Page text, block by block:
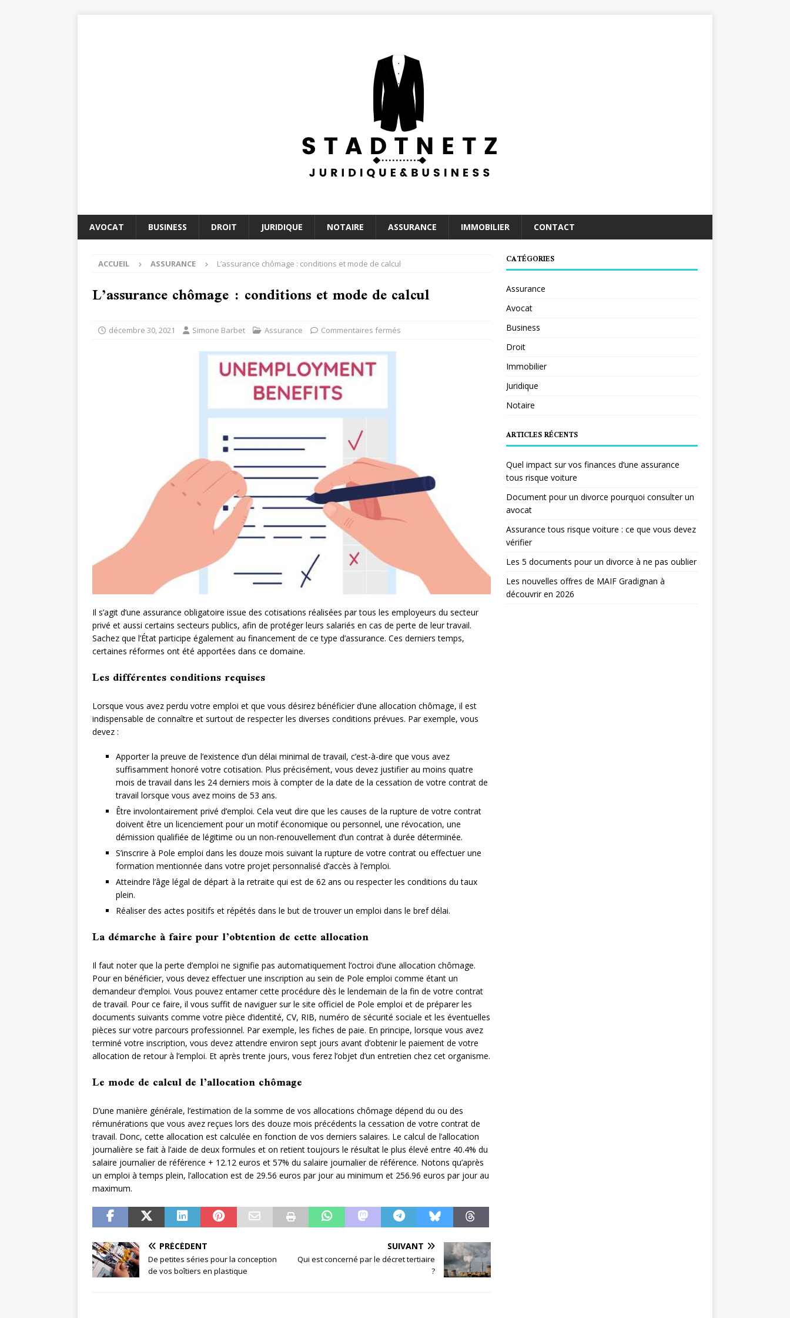
AVOCAT BUSINESS DROIT JURIDIQUE NOTAIRE ASSURANCE IMMOBILIER CONTACT
ACCUEIL ASSURANCE L’assurance chômage : conditions et mode de calcul
L’assurance chômage : conditions et mode de calcul
décembre 30, 2021 Simone Barbet Assurance Commentaires fermés
Il s’agit d’une assurance obligatoire issue des cotisations réalisées par tous les employeurs du secteur
privé et aussi certains secteurs publics, afin de protéger leurs salariés en cas de perte de leur travail.
Sachez que l’État participe également au financement de ce type d’assurance. Ces derniers temps,
certaines réformes ont été apportées dans ce domaine.
Les différentes conditions requises
Lorsque vous avez perdu votre emploi et que vous désirez bénéficier d’une allocation chômage, il est
indispensable de connaître et surtout de respecter les diverses conditions prévues. Par exemple, vous
devez :
Apporter la preuve de l’existence d’un délai minimal de travail, c’est-à-dire que vous avez
suffisamment honoré votre cotisation. Plus précisément, vous devez justifier au moins quatre
mois de travail dans les 24 derniers mois à compter de la date de la cessation de votre contrat de
travail lorsque vous avez moins de 53 ans.
Être involontairement privé d’emploi. Cela veut dire que les causes de la rupture de votre contrat
doivent être un licenciement pour un motif économique ou personnel, une révocation, une
démission qualifiée de légitime ou un non-renouvellement d’un contrat à durée déterminée.
S’inscrire à Pole emploi dans les douze mois suivant la rupture de votre contrat ou effectuer une
formation mentionnée dans votre projet personnalisé d’accès à l’emploi.
Atteindre l’âge légal de départ à la retraite qui est de 62 ans ou respecter les conditions du taux
plein.
Réaliser des actes positifs et répétés dans le but de trouver un emploi dans le bref délai.
La démarche à faire pour l’obtention de cette allocation
Il faut noter que la perte d’emploi ne signifie pas automatiquement l’octroi d’une allocation chômage.
Pour en bénéficier, vous devez effectuer une inscription au sein de Pole emploi comme étant un
demandeur d’emploi. Vous pouvez entamer cette procédure dès le lendemain de la fin de votre contrat
de travail. Pour ce faire, il vous suffit de naviguer sur le site officiel de Pole emploi et de préparer les
documents suivants comme votre pièce d’identité, CV, RIB, numéro de sécurité sociale et les éventuelles
pièces sur votre parcours professionnel. Par exemple, les fiches de paie. En principe, lorsque vous avez
terminé votre inscription, vous devez attendre environ sept jours avant d’obtenir le paiement de votre
allocation de retour à l’emploi. Et après trente jours, vous ferez l’objet d’un entretien chez cet organisme.
Le mode de calcul de l’allocation chômage
D’une manière générale, l’estimation de la somme de vos allocations chômage dépend du ou des
rémunérations que vous avez reçues lors des douze mois précédents la cessation de votre contrat de
travail. Donc, cette allocation est calculée en fonction de vos derniers salaires. Le calcul de l’allocation
journalière se fait à l’aide de deux formules et on retient toujours le résultat le plus élevé entre 40.4% du
salaire journalier de référence + 12.12 euros et 57% du salaire journalier de référence. Notons qu’après
un emploi à temps plein, l’allocation est de 29.56 euros par jour au minimum et 256.96 euros par jour au
maximum.
PRÉCÉDENT
De petites séries pour la conception
de vos boîtiers en plastique
SUIVANT
Qui est concerné par le décret tertiaire
?
CATÉGORIES
Assurance
Avocat
Business
Droit
Immobilier
Juridique
Notaire
ARTICLES RÉCENTS
Quel impact sur vos finances d’une assurance
tous risque voiture
Document pour un divorce pourquoi consulter un
avocat
Assurance tous risque voiture : ce que vous devez
vérifier
Les 5 documents pour un divorce à ne pas oublier
Les nouvelles offres de MAIF Gradignan à
découvrir en 2026